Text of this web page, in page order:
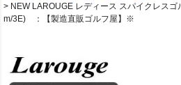
NEW LAROUGE レディース スパイクレス
m/3E) ：【製造直販ゴルフ屋】※